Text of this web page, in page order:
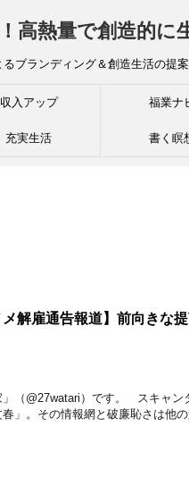
高熱量で創造的に
ブランディング＆創造生活の提
収入アップ 福業ナ
充実生活 書く瞑
メ解雇通告報道】前向きな
（@27watari）です。 スキャン
」。その情報網と破廉恥さは他